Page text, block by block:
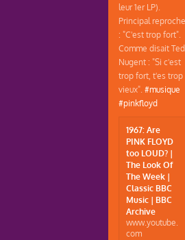
leur 1er LP).
Principal reproche
: "C'est trop fort".
Comme disait Ted
Nugent : "Si c'est
trop fort, t'es trop
vieux".#musique
#pinkfloyd
1967: Are
PINK FLOYD
too LOUD? |
The Look Of
The Week |
Classic BBC
Music | BBC
Archive
www.youtube.
com